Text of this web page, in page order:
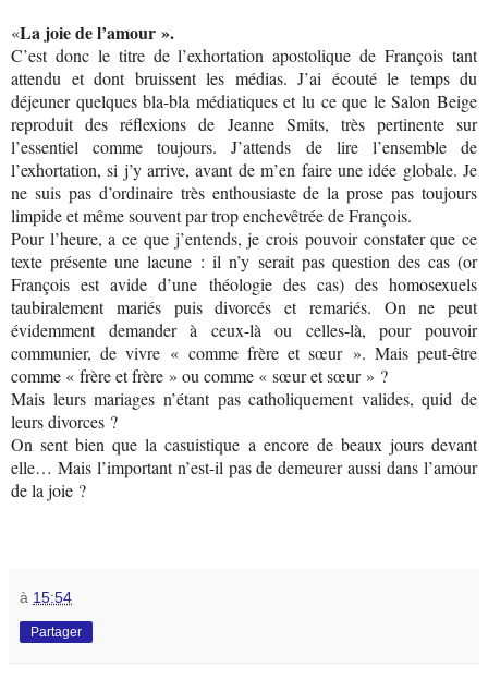
«La joie de l’amour ».
C’est donc le titre de l’exhortation apostolique de François tant
attendu et dont bruissent les médias. J’ai écouté le temps du
déjeuner quelques bla-bla médiatiques et lu ce que le Salon Beige
reproduit des réflexions de Jeanne Smits, très pertinente sur
l’essentiel comme toujours. J’attends de lire l’ensemble de
l’exhortation, si j’y arrive, avant de m’en faire une idée globale. Je
ne suis pas d’ordinaire très enthousiaste de la prose pas toujours
limpide et même souvent par trop enchevêtrée de François.
Pour l’heure, a ce que j’entends, je crois pouvoir constater que ce
texte présente une lacune : il n’y serait pas question des cas (or
François est avide d’une théologie des cas) des homosexuels
taubiralement mariés puis divorcés et remariés. On ne peut
évidemment demander à ceux-là ou celles-là, pour pouvoir
communier, de vivre « comme frère et sœur ». Mais peut-être
comme « frère et frère » ou comme « sœur et sœur » ?
Mais leurs mariages n’étant pas catholiquement valides, quid de
leurs divorces ?
On sent bien que la casuistique a encore de beaux jours devant
elle… Mais l’important n’est-il pas de demeurer aussi dans l’amour
de la joie ?
à 15:54
Partager